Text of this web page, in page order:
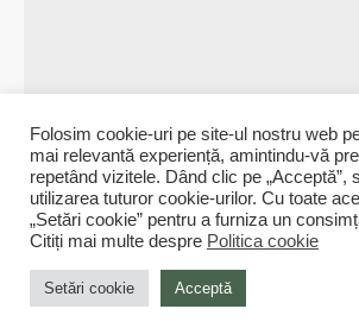
Livrare prin curier
Produsele tale vor ajunge in cel
mai scurt timp
Retur rapid
Returnezi rapid produsele
nepersonalizate
© ESTEEPAPER | All rights reserved.
Folosim cookie-uri pe site-ul nostru web
mai relevantă experiență, amintindu-vă
repetând vizitele. Dând clic pe „Acceptă”,
utilizarea tuturor cookie-urilor. Cu toate
„Setări cookie” pentru a furniza un
Citiți mai multe despre Politica cookie
Setări cookie Acceptă